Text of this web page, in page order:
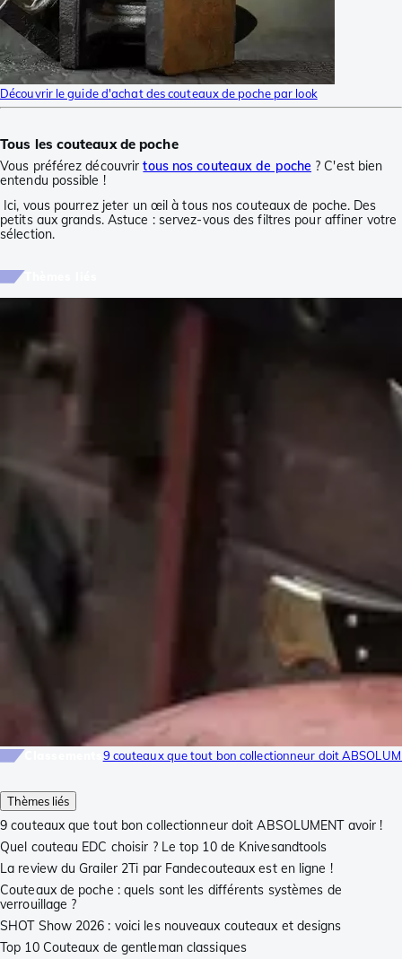
Thèmes liés
9 couteaux que tout bon collectionneur doit ABSOLUMENT avoir !
Quel couteau EDC choisir ? Le top 10 de Knivesandtools
La review du Grailer 2Ti par Fandecouteaux est en ligne !
Couteaux de poche : quels sont les différents systèmes de
verrouillage ?
SHOT Show 2026 : voici les nouveaux couteaux et designs
Top 10 Couteaux de gentleman classiques
Découvrir le guide d'achat des couteaux de poche par look
Tous les couteaux de poche
Vous préférez découvrirtous nos couteaux de poche ? C'est bien
entendu possible !
Ici, vous pourrez jeter un œil à tous nos couteaux de poche. Des
petits aux grands. Astuce : servez-vous des filtres pour affiner votre
sélection.
9 couteaux que tout bon collectionneur doit